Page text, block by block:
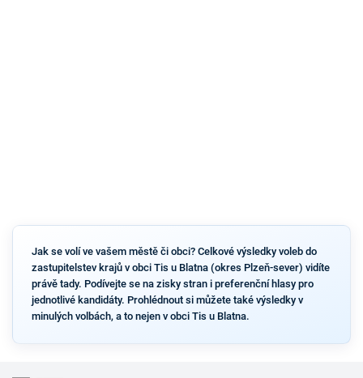
Jak se volí ve vašem městě či obci? Celkové výsledky voleb do
zastupitelstev krajů v obci Tis u Blatna (okres Plzeň-sever) vidíte
právě tady. Podívejte se na zisky stran i preferenční hlasy pro
jednotlivé kandidáty. Prohlédnout si můžete také výsledky v
minulých volbách, a to nejen v obci Tis u Blatna.